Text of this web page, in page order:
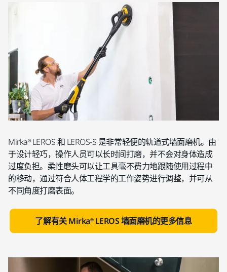
Mirka® LEROS 和 LEROS-S 是非常轻便的轨道式墙面磨机。由
于设计轻巧，操作人员可以长时间打磨，并不会对身体造成
过度负担。柔性磨头可以让工具毫不费力地跟随使用过程中
的移动，通过符合人体工程学的工作姿势进行调整，并可从
不同角度打磨表面。
了解有关 Mirka® LEROS 墙面磨机的更多信息